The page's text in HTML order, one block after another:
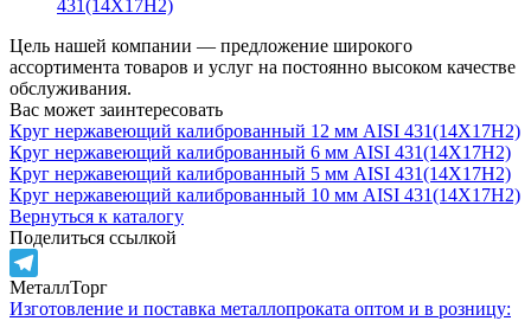
431(14Х17Н2)
Цель нашей компании — предложение широкого
ассортимента товаров и услуг на постоянно высоком качестве
обслуживания.
Вас может заинтересовать
Круг нержавеющий калиброванный 12 мм AISI 431(14Х17Н2)
Круг нержавеющий калиброванный 6 мм AISI 431(14Х17Н2)
Круг нержавеющий калиброванный 5 мм AISI 431(14Х17Н2)
Круг нержавеющий калиброванный 10 мм AISI 431(14Х17Н2)
Вернуться к каталогу
Поделиться ссылкой
Telegram
МеталлТорг
Изготовление и поставка металлопроката оптом и в розницу: